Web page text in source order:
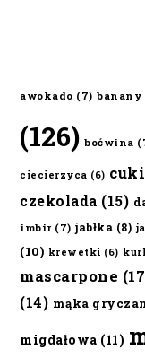
awokado (7) banany
(126) boćwina
ciecierzyca (6)
czekolada (15)
imbir (7) jabłka (8)
(10) krewetki (6)
mascarpone
(14) mąka
migdałowa (11)